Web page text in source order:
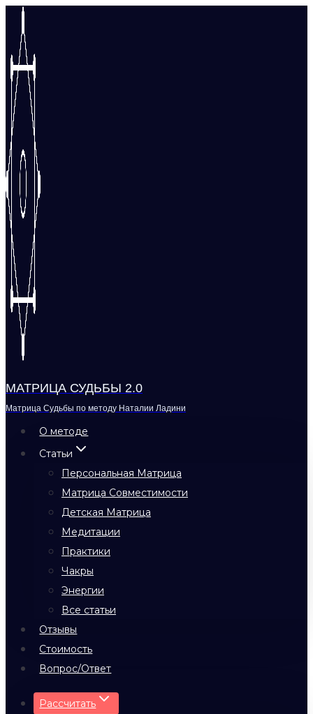
Перейти
содержимому
МАТРИЦА СУДЬБЫ 2.0
Матрица Судьбы по методу Наталии Ладини
О методе
Статьи
Персональная Матрица
Матрица Совместимости
Детская Матрица
Медитации
Практики
Чакры
Энергии
Все статьи
Отзывы
Стоимость
Вопрос/Ответ
Рассчитать